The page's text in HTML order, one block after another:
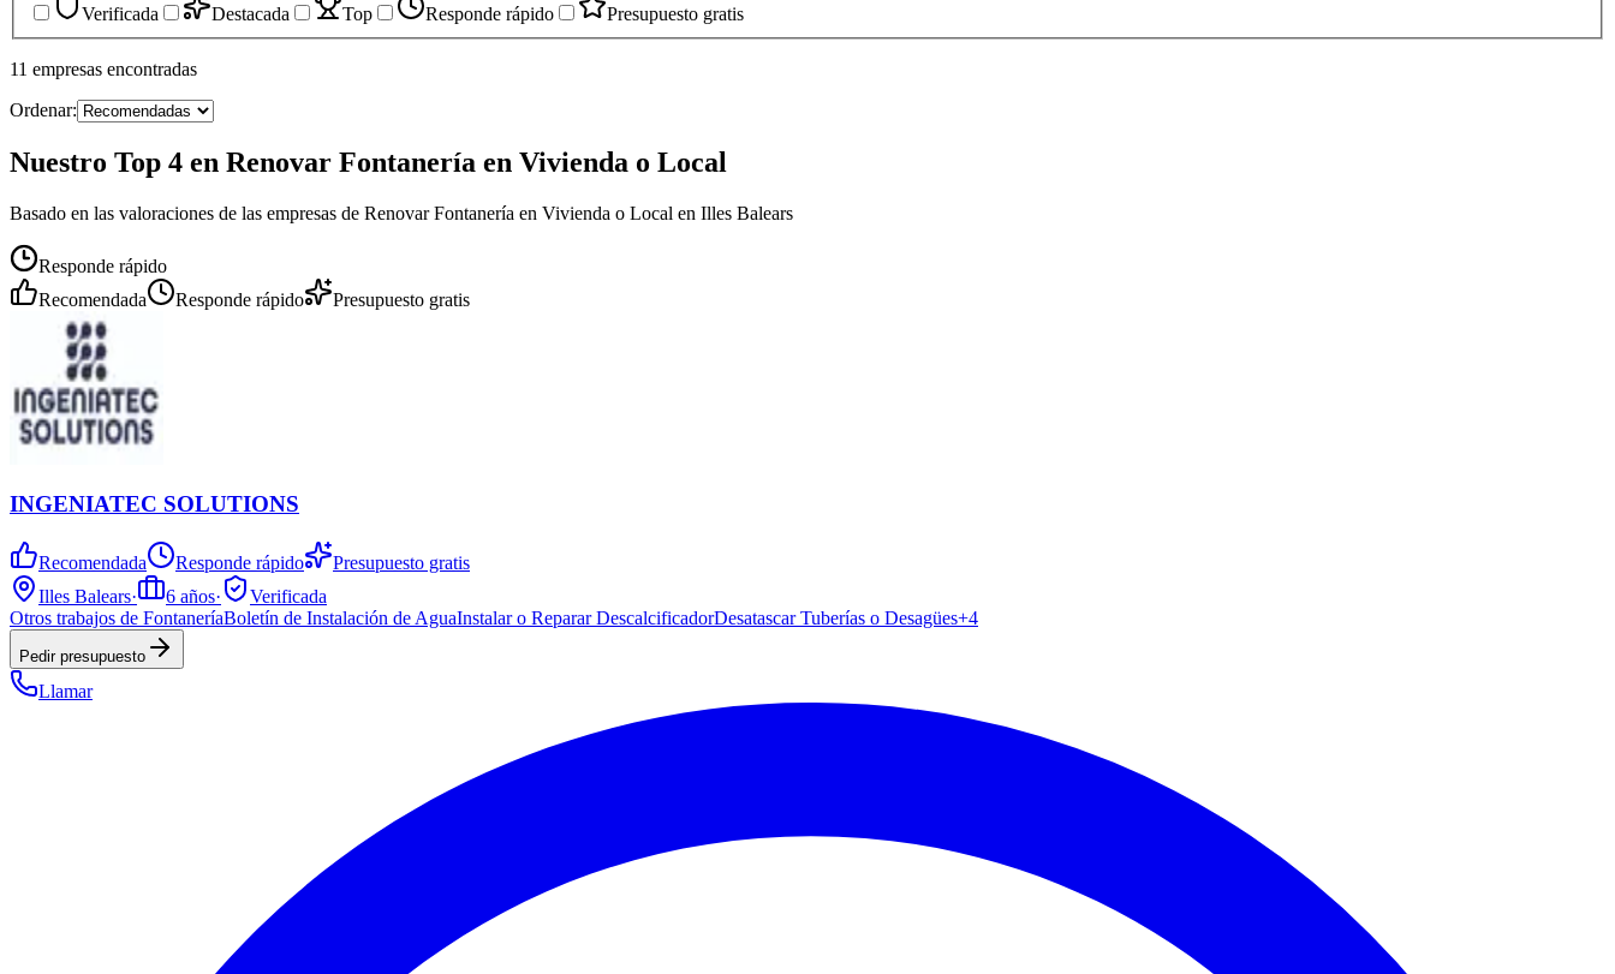
Verificada
Destacada Top Responde rápido Presupuesto gratis
11 empresas encontradas
Ordenar:
Nuestro Top 4 en Renovar Fontanería en Vivienda o Local
Basado en las valoraciones de las empresas de Renovar Fontanería en Vivienda o Local en Illes Balears
Responde rápido
Recomendada
Responde rápido Presupuesto gratis
INGENIATEC SOLUTIONS
Recomendada Responde rápido
Presupuesto gratis
Illes Balears· 6 años·
Verificada
Otros trabajos de FontaneríaBoletín de Instalación de AguaInstalar o Reparar DescalcificadorDesatascar Tuberías o Desagües+4
Pedir presupuesto
Llamar